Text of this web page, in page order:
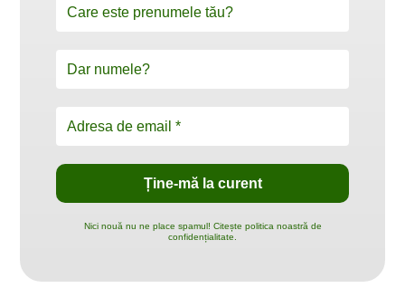
Nici nouă nu ne place spamul! Citește politica noastră de
confidențialitate.